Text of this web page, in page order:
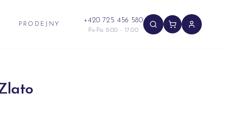
PRODEJNY +420 725 456 580
Po-Pá: 8:00 - 17:00